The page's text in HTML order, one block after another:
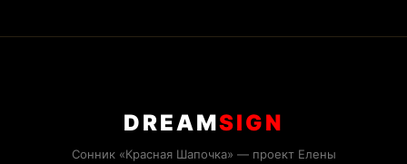
DREAMSIGN
Сонник «Красная Шапочка» — проект Елены